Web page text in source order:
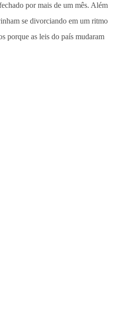
por mais de um mês. Além
se divorciando em um ritmo
porque as leis do país mudaram